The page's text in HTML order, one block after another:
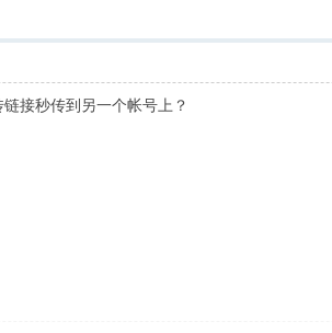
接秒传到另一个帐号上？